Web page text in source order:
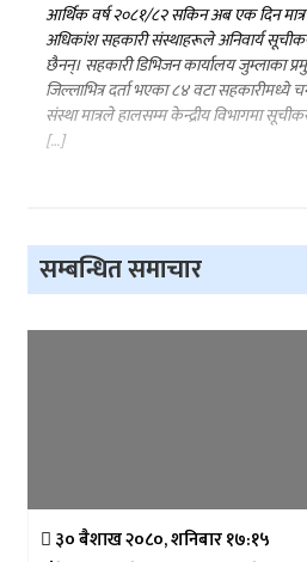
आर्थिक वर्ष २०८१/८२ सकिन अब एक दिन
अधिकांश सहकारी संस्थाहरूले अनिवार्य
छैनन्। सहकारी डिभिजन कार्यालय जुम्लाका
जिल्लाभित्र दर्ता भएका ८४ वटा सहकारीमध्ये
संस्था मात्रले हालसम्म केन्द्रीय विभागमा
[…]
सम्बन्धित समाचार
३० बैशाख २०८०, शनिबार १७:१५